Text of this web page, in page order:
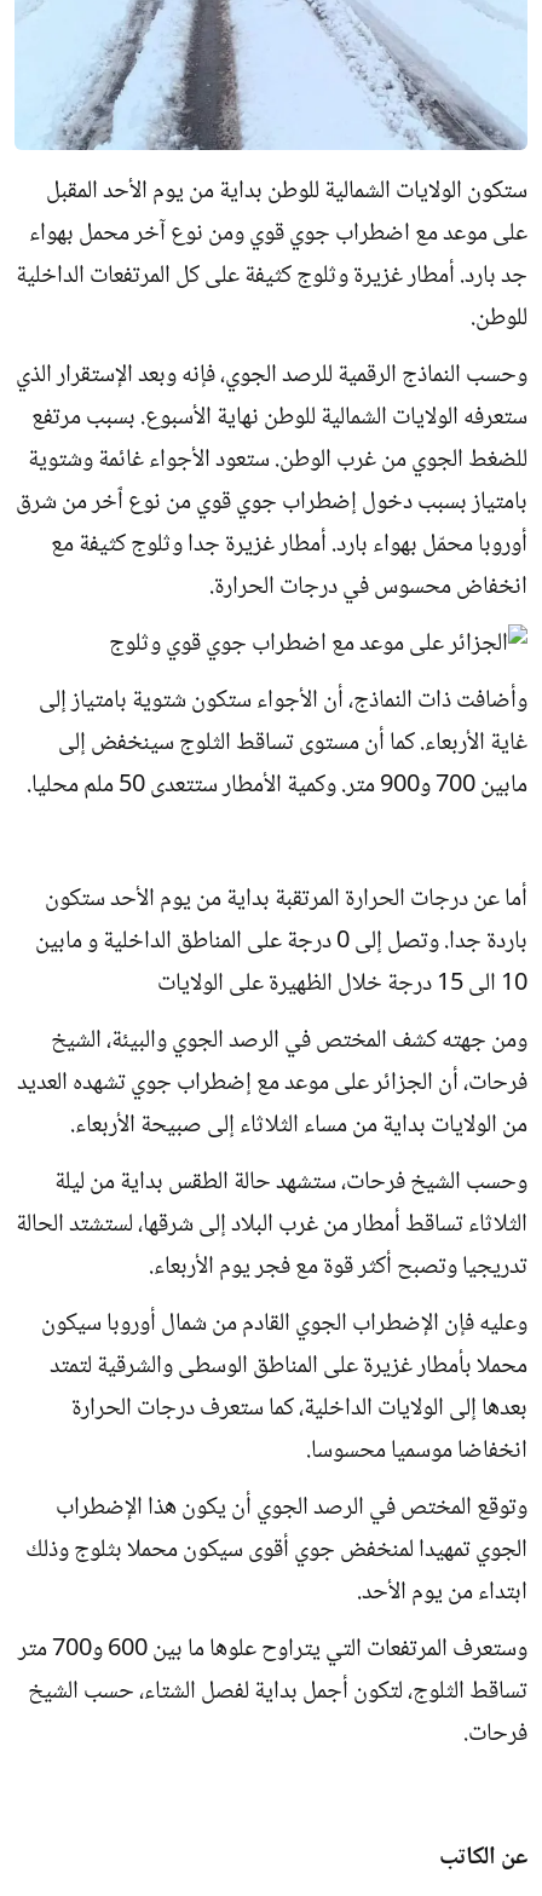
ستكون الولايات الشمالية للوطن بداية من يوم الأحد المقبل
على موعد مع اضطراب جوي قوي ومن نوع آخر محمل بهواء
جد بارد. أمطار غزيرة وثلوج كثيفة على كل المرتفعات الداخلية
للوطن.
وحسب النماذج الرقمية للرصد الجوي، فإنه وبعد الإستقرار الذي
ستعرفه الولايات الشمالية للوطن نهاية الأسبوع. بسبب مرتفع
للضغط الجوي من غرب الوطن. ستعود الأجواء غائمة وشتوية
بامتياز بسبب دخول إضطراب جوي قوي من نوع ٱخر من شرق
أوروبا محمّل بهواء بارد. أمطار غزيرة جدا وثلوج كثيفة مع
انخفاض محسوس في درجات الحرارة.
وأضافت ذات النماذج، أن الأجواء ستكون شتوية بامتياز إلى
غاية الأربعاء. كما أن مستوى تساقط الثلوج سينخفض إلى
مابين 700 و900 متر. وكمية الأمطار ستتعدى 50 ملم محليا.
أما عن درجات الحرارة المرتقبة بداية من يوم الأحد ستكون
باردة جدا. وتصل إلى 0 درجة على المناطق الداخلية و مابين
10 الى 15 درجة خلال الظهيرة على الولايات
ومن جهته كشف المختص في الرصد الجوي والبيئة، الشيخ
فرحات، أن الجزائر على موعد مع إضطراب جوي تشهده العديد
من الولايات بداية من مساء الثلاثاء إلى صبيحة الأربعاء.
وحسب الشيخ فرحات، ستشهد حالة الطقس بداية من ليلة
الثلاثاء تساقط أمطار من غرب البلاد إلى شرقها، لستشتد الحالة
تدريجيا وتصبح أكثر قوة مع فجر يوم الأربعاء.
وعليه فإن الإضطراب الجوي القادم من شمال أوروبا سيكون
محملا بأمطار غزيرة على المناطق الوسطى والشرقية لتمتد
بعدها إلى الولايات الداخلية، كما ستعرف درجات الحرارة
انخفاضا موسميا محسوسا.
وتوقع المختص في الرصد الجوي أن يكون هذا الإضطراب
الجوي تمهيدا لمنخفض جوي أقوى سيكون محملا بثلوج وذلك
ابتداء من يوم الأحد.
وستعرف المرتفعات التي يتراوح علوها ما بين 600 و700 متر
تساقط الثلوج، لتكون أجمل بداية لفصل الشتاء، حسب الشيخ
فرحات.
عن الكاتب